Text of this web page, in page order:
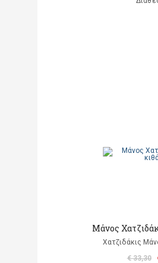
Μάνος
Χατζιδάκις
€ 33,30